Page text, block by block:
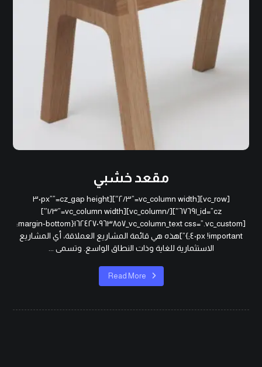
مقعد خشبي
[vc_row][vc_column width=”٢/٣″][cz_gap height=”٣٠px”
id=”cz_٦٧٦٩١″][/vc_column][vc_column width=”١/٣″]
[vc_column_text css=”.vc_custom_١٦٢٤٢٧٠٩٦٣٨٥٧{margin-bottom:
٤٠px !important;}”]هذه هي قائمة المشاريع العملاقة، أي المشاريع
الاستثمارية للغاية وذات النطاق الواسع. وتسمى ...
Read More